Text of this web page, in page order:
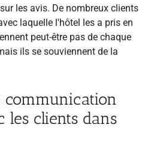
les avis. De nombreux clients
laquelle l'hôtel les a pris en
peut-être pas de chaque
ils se souviennent de la
communication
les clients dans